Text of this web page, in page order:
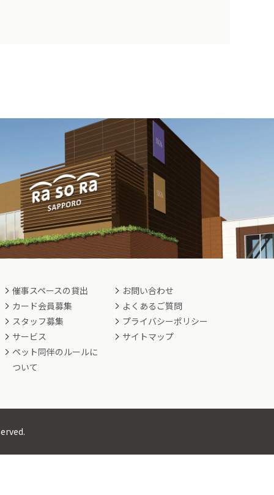
催事スペースの貸出
カード会員募集
スタッフ募集
サービス
ペット同伴のルールに
ついて
お問い合わせ
よくあるご質問
プライバシーポリシー
サイトマップ